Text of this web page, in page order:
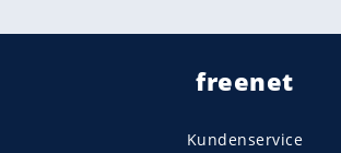
freenet
Kundenservice